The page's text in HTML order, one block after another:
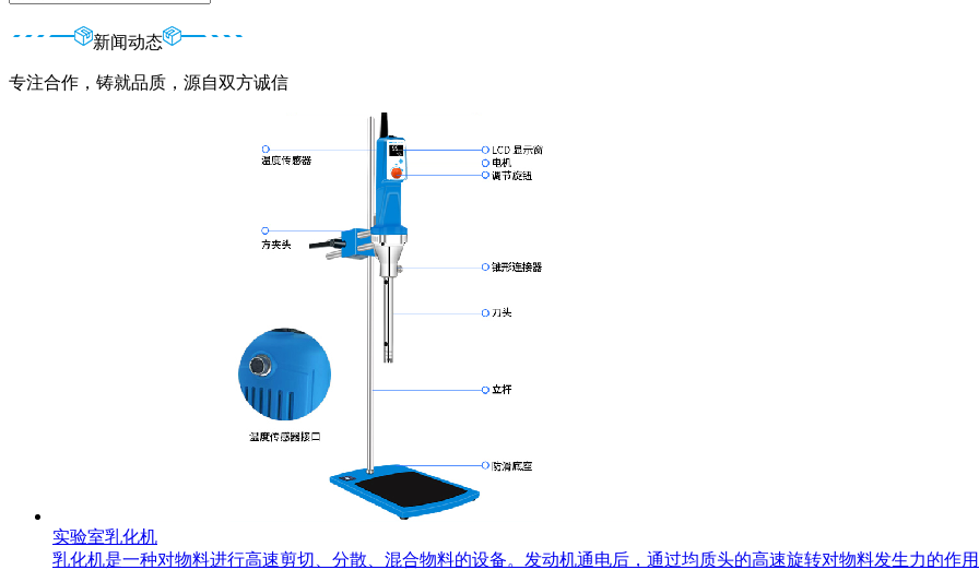
新闻动态
专注合作，铸就品质，源自双方诚信
实验室乳化机
乳化机是一种对物料进行高速剪切、分散、混合物料的设备。发动机通电后，通过均质头的高速旋转对物料发生力的作